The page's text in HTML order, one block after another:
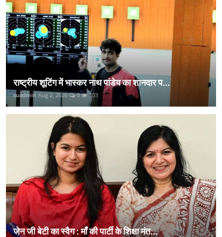
राष्ट्रीय शूटिंग में भास्कर नाथ पांडेय का शानदार प...
suadmin Aug 2, 2026 0 103
जेन जी बेटी का स्वैग : माँ की पार्टी के शिक्षा मंत...